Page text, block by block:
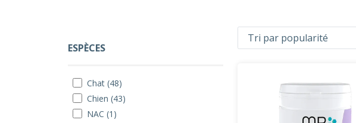
ESPÈCES
Chat (48)
Chien (43)
NAC (1)